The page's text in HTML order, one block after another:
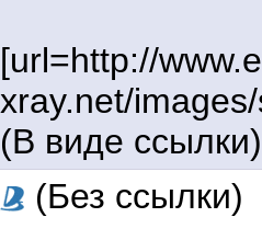
[url=http://
xray.net/
(В виде ссылки)
(Без ссылки)